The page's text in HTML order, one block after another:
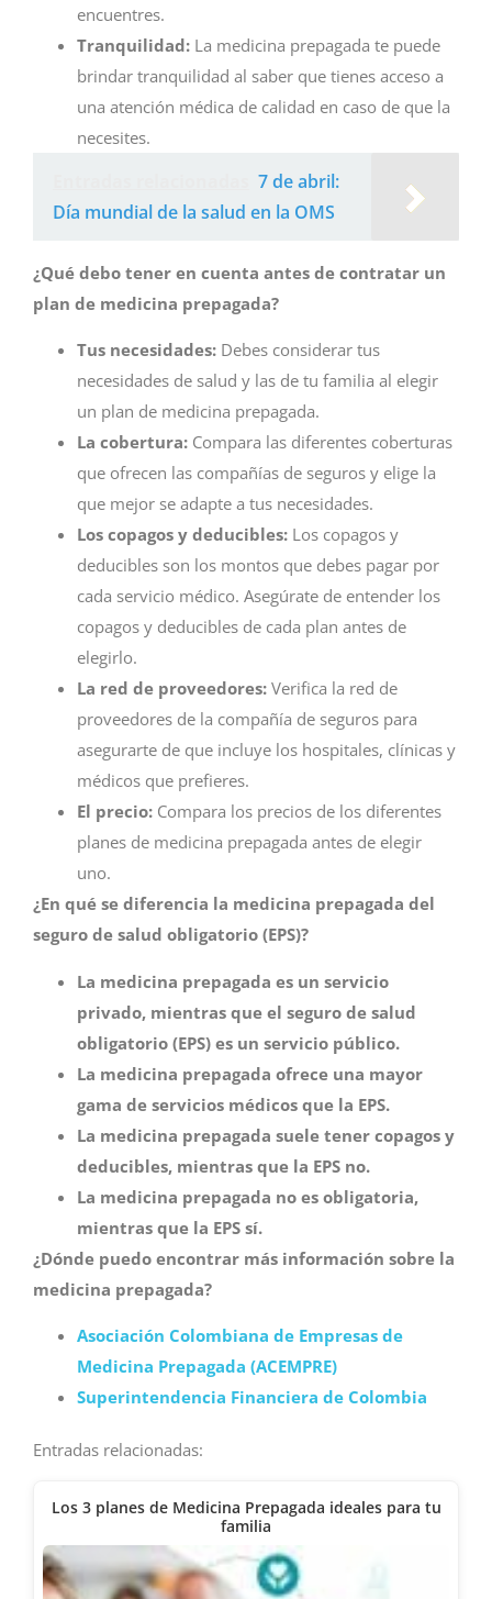
encuentres.
Tranquilidad: La medicina prepagada te puede
brindar tranquilidad al saber que tienes acceso a
una atención médica de calidad en caso de que la
necesites.
7 de abril:
Día mundial de la salud en la OMS
¿Qué debo tener en cuenta antes de contratar un
plan de medicina prepagada?
Tus necesidades: Debes considerar tus
necesidades de salud y las de tu familia al elegir
un plan de medicina prepagada.
La cobertura: Compara las diferentes coberturas
que ofrecen las compañías de seguros y elige la
que mejor se adapte a tus necesidades.
Los copagos y deducibles: Los copagos y
deducibles son los montos que debes pagar por
cada servicio médico. Asegúrate de entender los
copagos y deducibles de cada plan antes de
elegirlo.
La red de proveedores: Verifica la red de
proveedores de la compañía de seguros para
asegurarte de que incluye los hospitales, clínicas y
médicos que prefieres.
El precio: Compara los precios de los diferentes
planes de medicina prepagada antes de elegir
uno.
¿En qué se diferencia la medicina prepagada del
seguro de salud obligatorio (EPS)?
La medicina prepagada es un servicio
privado, mientras que el seguro de salud
obligatorio (EPS) es un servicio público.
La medicina prepagada ofrece una mayor
gama de servicios médicos que la EPS.
La medicina prepagada suele tener copagos y
deducibles, mientras que la EPS no.
La medicina prepagada no es obligatoria,
mientras que la EPS sí.
¿Dónde puedo encontrar más información sobre la
medicina prepagada?
Asociación Colombiana de Empresas de
Medicina Prepagada (ACEMPRE)
Superintendencia Financiera de Colombia
Entradas relacionadas:
Los 3 planes de Medicina Prepagada ideales para tu
familia